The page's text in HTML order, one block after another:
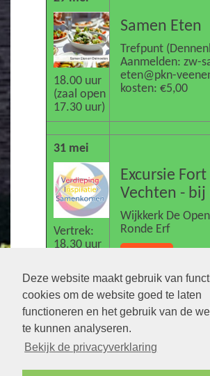
Deze website maakt gebruik van
cookies om de website goed te laten
functioneren en het gebruik van de
te kunnen analyseren.
Bekijk de privacyverklaring
18.00 uur
(zaal open
17.30 uur)
Samen Eten
Trefpunt
Aanmelden: zw-
eten@pkn-
kosten: €5,00
31 mei
Vertrek:
18.30 uur
19.00 uur
Excursie
Vechten - bij
Wijkkerk De
Ronde Erf
terug